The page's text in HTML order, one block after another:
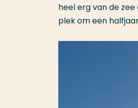
heel erg van de
plek om een